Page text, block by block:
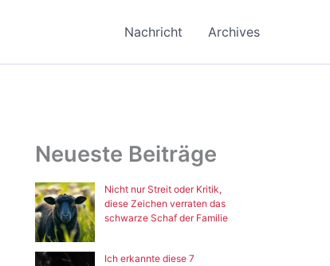
Nachricht Archives
Neueste Beiträge
Nicht nur Streit oder Kritik,
diese Zeichen verraten das
schwarze Schaf der Familie
Ich erkannte diese 7